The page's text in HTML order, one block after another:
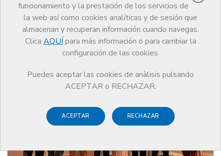
funcionamiento y la prestación de los servicios de
la web así como cookies analíticas y de sesión que
almacenan y recuperan información cuando navegas.
Clica AQUÍ para más información o para cambiar la
configuración de las cookies.
Puedes aceptar las cookies de anàlisis pulsando
ACEPTAR o RECHAZAR.
ACEPTAR RECHAZAR
Noticias
Comunicación
Noticias
La Junta Comarcal del Baix Llobregat del Colegio de Médicos celebra
el acto de la Profesión Médica